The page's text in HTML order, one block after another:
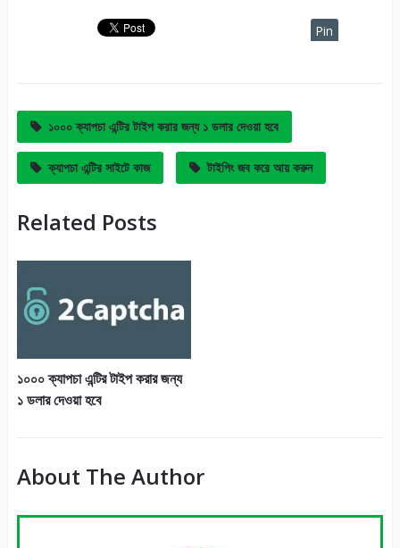
Pin
১০০০ ক্যাপচা এন্টির টাইপ করার জন্য ১ ডলার দেওয়া হবে
ক্যাপচা এন্টির সাইটে কাজ টাইপিং জব করে আয় করুন
Related Posts
১০০০ ক্যাপচা এন্টির টাইপ করার জন্য
১ ডলার দেওয়া হবে
About The Author